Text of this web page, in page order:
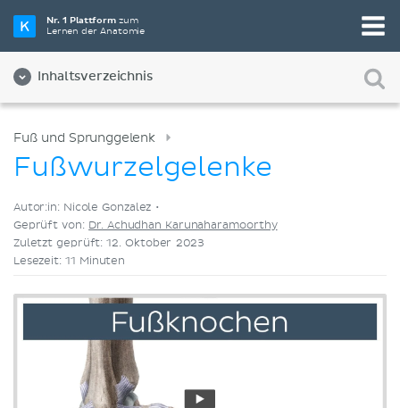
Nr. 1 Plattformzum
Lernen der Anatomie
Inhaltsverzeichnis
Wähle die beste Lernmethode für dich
Videos
Fuß und Sprunggelenk
Fußwurzelgelenke
Autor:in: Nicole Gonzalez •
Geprüft von: Dr. Achudhan Karunaharamoorthy
Zuletzt geprüft: 12. Oktober 2023
Lesezeit: 11 Minuten